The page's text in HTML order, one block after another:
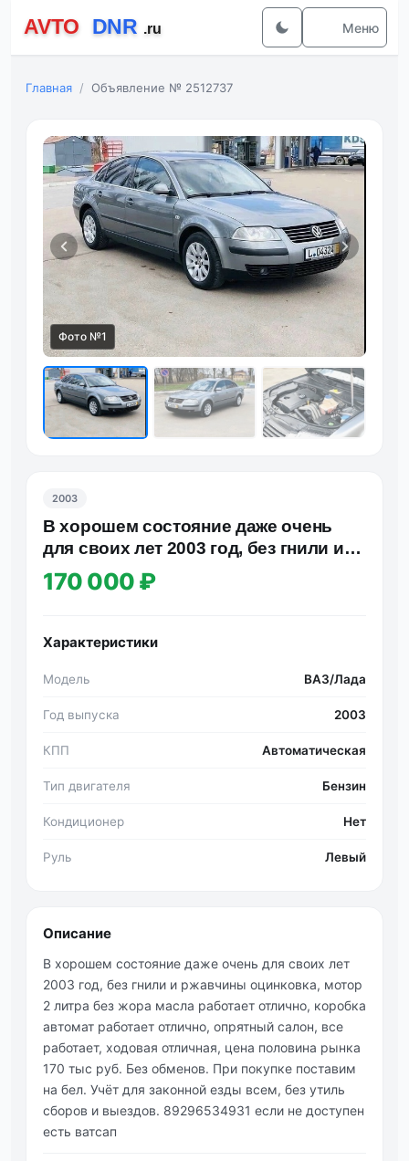
Меню
Главная Объявление № 2512737
Фото №1
2003
В хорошем состояние даже очень
для своих лет 2003 год, без гнили и
ржавчины оцинковка, мот…
170 000 ₽
Характеристики
Модель ВАЗ/Лада
Год выпуска 2003
КПП Автоматическая
Тип двигателя Бензин
Кондиционер Нет
Руль Левый
Описание
В хорошем состояние даже очень для своих лет
2003 год, без гнили и ржавчины оцинковка, мотор
2 литра без жора масла работает отлично, коробка
автомат работает отлично, опрятный салон, все
работает, ходовая отличная, цена половина рынка
170 тыс руб. Без обменов. При покупке поставим
на бел. Учёт для законной езды всем, без утиль
сборов и выездов. 89296534931 если не доступен
есть ватсап